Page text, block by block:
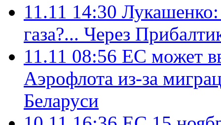
11.11 14:30
газа?... Через
11.11 08:56 ЕС может
Аэрофлота из-за
Беларуси